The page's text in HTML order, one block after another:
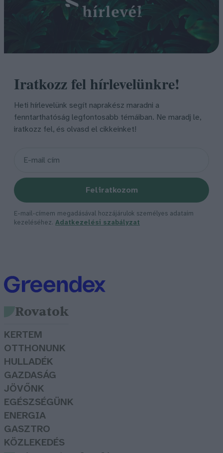
Iratkozz fel hírlevelünkre!
Heti hírlevelünk segít naprakész maradni a
fenntarthatóság legfontosabb témáiban. Ne maradj le,
iratkozz fel, és olvasd el cikkeinket!
Feliratkozom
E-mail-címem megadásával hozzájárulok személyes adataim
kezeléséhez. Adatkezelési szabályzat
Rovatok
KERTEM
OTTHONUNK
HULLADÉK
GAZDASÁG
JÖVŐNK
EGÉSZSÉGÜNK
ENERGIA
GASZTRO
KÖZLEKEDÉS